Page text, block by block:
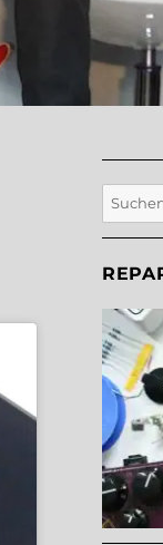
Suche
nach: